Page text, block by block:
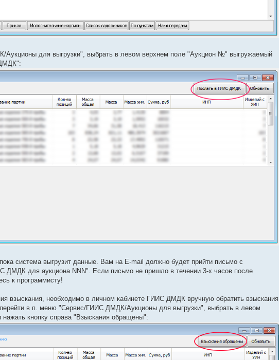
для выгрузки", выбрать в левом верхнем поле "Аукцион №" выгружаемый
система выгрузит данные. Вам на E-mail должно будет прийти письмо с
ДМДК для аукциона NNN". Если письмо не пришло в течении 3-х часов после
к программисту!
взыскания, необходимо в личном кабинете ГИИС ДМДК вручную обратить взыскания
в п. меню "Сервис/ГИИС ДМДК/Аукционы для выгрузки", выбрать в левом
кнопку справа "Взыскания обращены":